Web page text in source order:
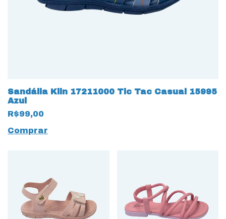
Sandália Klin 17211000 Tic Tac Casual 15995
Azul
R$99,00
Comprar